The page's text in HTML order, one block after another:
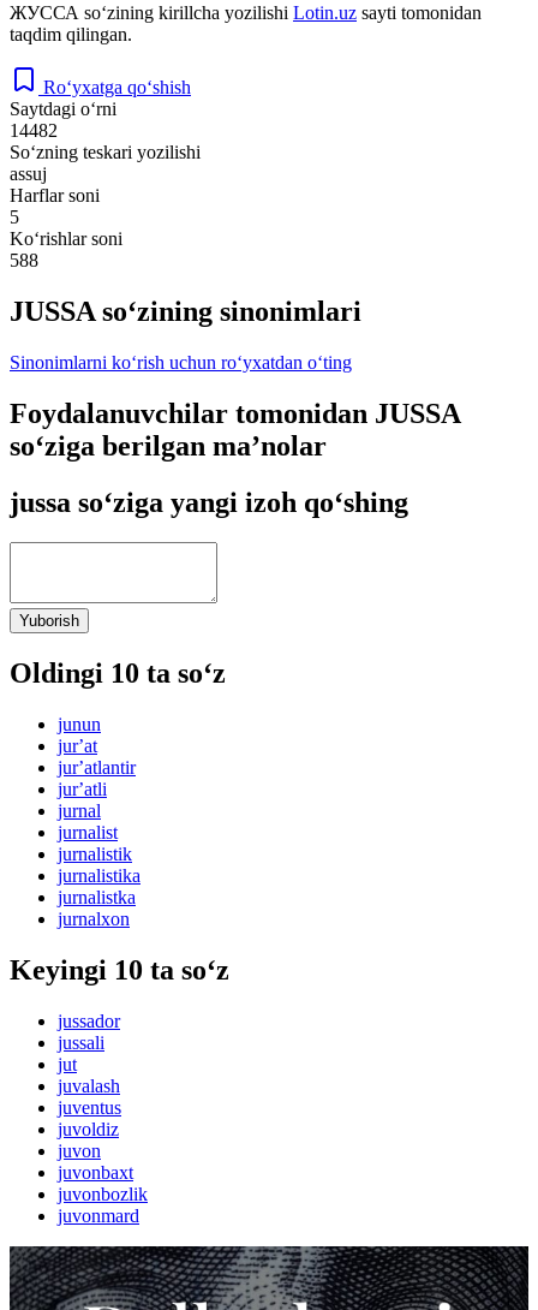
ЖУССА so‘zining kirillcha yozilishi Lotin.uz sayti tomonidan
taqdim qilingan.
Ro‘yxatga qo‘shish
Saytdagi o‘rni
14482
So‘zning teskari yozilishi
assuj
Harflar soni
5
Ko‘rishlar soni
588
JUSSA so‘zining sinonimlari
Sinonimlarni ko‘rish uchun ro‘yxatdan o‘ting
Foydalanuvchilar tomonidan JUSSA
so‘ziga berilgan ma’nolar
jussa so‘ziga yangi izoh qo‘shing
Yuborish
Oldingi 10 ta so‘z
junun
jurʼat
jurʼatlantir
jurʼatli
jurnal
jurnalist
jurnalistik
jurnalistika
jurnalistka
jurnalxon
Keyingi 10 ta so‘z
jussador
jussali
jut
juvalash
juventus
juvoldiz
juvon
juvonbaxt
juvonbozlik
juvonmard